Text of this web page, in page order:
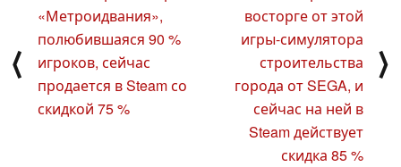
⟨
«Метроидвания»,
полюбившаяся 90 %
игроков, сейчас
продается в Steam со
скидкой 75 %
восторге от этой
игры-симулятора
строительства
города от SEGA, и
сейчас на ней в
Steam действует
скидка 85 %
⟩